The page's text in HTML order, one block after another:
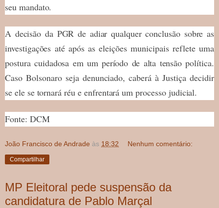
seu mandato.
A decisão da PGR de adiar qualquer conclusão sobre as
investigações até após as eleições municipais reflete uma
postura cuidadosa em um período de alta tensão política.
Caso Bolsonaro seja denunciado, caberá à Justiça decidir
se ele se tornará réu e enfrentará um processo judicial.
Fonte: DCM
João Francisco de Andrade às 18:32 Nenhum comentário:
Compartilhar
MP Eleitoral pede suspensão da
candidatura de Pablo Marçal